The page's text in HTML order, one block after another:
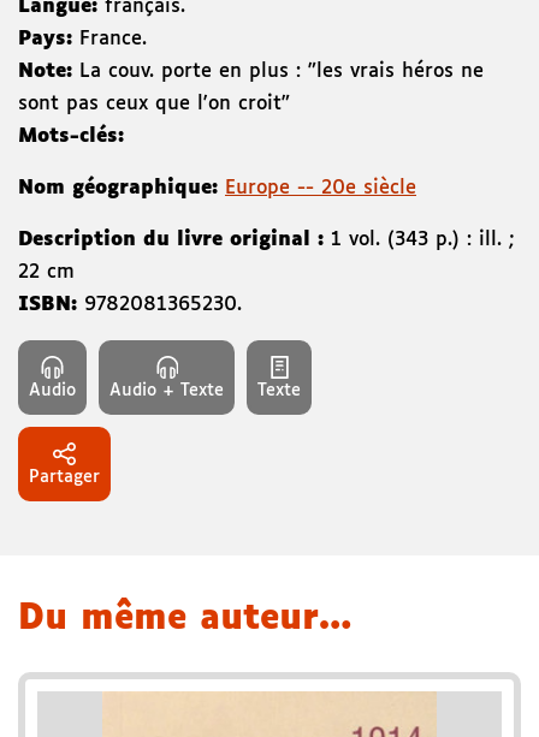
Langue: français.
Pays: France.
Note: La couv. porte en plus : "les vrais héros ne
sont pas ceux que l'on croit"
Mots-clés:
Nom géographique: Europe -- 20e siècle
Description du livre original : 1 vol. (343 p.) : ill. ;
22 cm
ISBN: 9782081365230.
Audio Audio + Texte Texte
Partager
Du même auteur…